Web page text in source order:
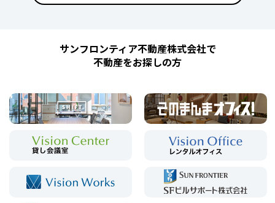
サンフロンティア不動産株式会社で
不動産をお探しの方